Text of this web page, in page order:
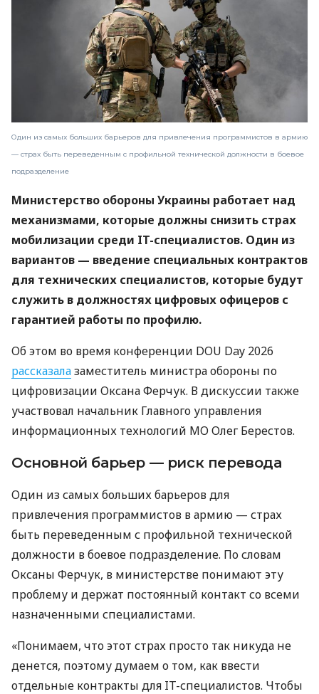
Один из самых больших барьеров для привлечения программистов в армию
— страх быть переведенным с профильной технической должности в боевое
подразделение
Министерство обороны Украины работает над
механизмами, которые должны снизить страх
мобилизации среди IT-специалистов. Один из
вариантов — введение специальных контрактов
для технических специалистов, которые будут
служить в должностях цифровых офицеров с
гарантией работы по профилю.
Об этом во время конференции DOU Day 2026
рассказалазаместитель министра обороны по
цифровизации Оксана Ферчук. В дискуссии также
участвовал начальник Главного управления
информационных технологий МО Олег Берестов.
Основной барьер — риск перевода
Один из самых больших барьеров для
привлечения программистов в армию — страх
быть переведенным с профильной технической
должности в боевое подразделение. По словам
Оксаны Ферчук, в министерстве понимают эту
проблему и держат постоянный контакт со всеми
назначенными специалистами.
«Понимаем, что этот страх просто так никуда не
денется, поэтому думаем о том, как ввести
отдельные контракты для IT-специалистов. Чтобы